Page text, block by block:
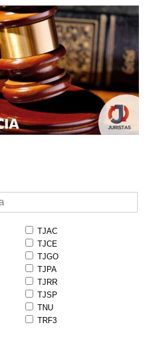
TJAC
TJCE
TJGO
TJPA
TJRR
TJSP
TNU
TRF3